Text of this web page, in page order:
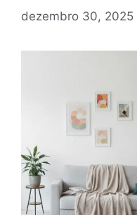
dezembro 30, 2025